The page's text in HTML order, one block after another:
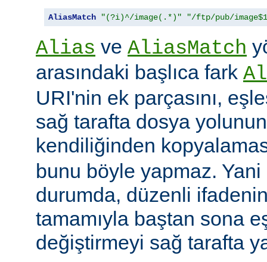
AliasMatch "(?i)^/image(.*)" "/ftp/pub/
Alias ve AliasMatch
arasındaki başlıca fark
URI'nin ek parçasını,
sağ tarafta dosya
kendiliğinden
bunu böyle yapmaz.
durumda, düzenli
tamamıyla baştan sona
değiştirmeyi sağ tarafta